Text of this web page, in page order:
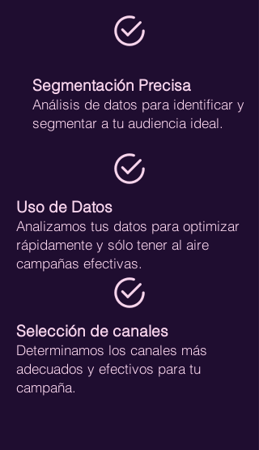
Segmentación Precisa
Análisis de datos para identificar y
segmentar a tu audiencia ideal.
Uso de Datos
Analizamos tus datos para optimizar
rápidamente y sólo tener al aire
campañas efectivas.
Selección de canales
Determinamos los canales más
adecuados y efectivos para tu
campaña.